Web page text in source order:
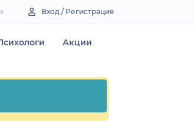
Вход / Регистрация
Акции